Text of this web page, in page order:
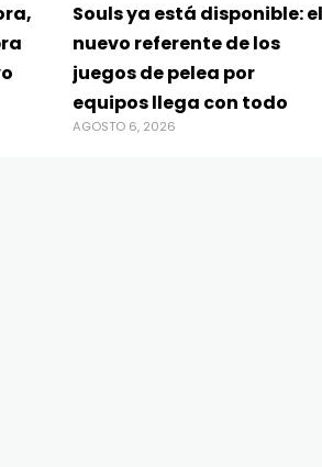
Souls ya está disponible: el
nuevo referente de los
juegos de pelea por
equipos llega con todo
AGOSTO 6, 2026